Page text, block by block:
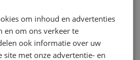
om inhoud en advertenties
en om ons verkeer te
ook informatie over uw
site met onze advertentie- en